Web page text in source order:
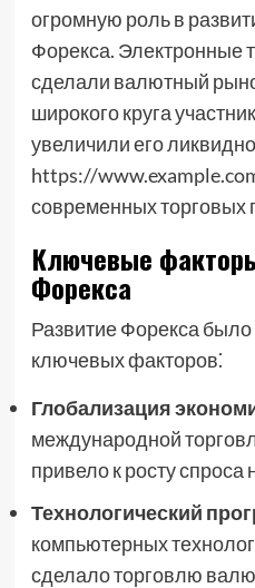
огромную роль в
Форекса. Электронные
сделали валютный
широкого круга
увеличили его
https://
современных торговых
Ключевые
Форекса
Развитие Форекса
ключевых факторов⁚
Глобализация
международной
привело к росту
Технологический
компьютерных
сделало торговлю